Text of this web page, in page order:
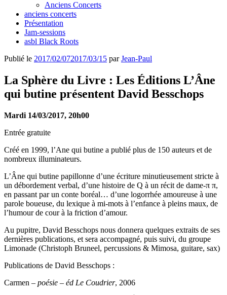
Anciens Concerts
anciens concerts
Présentation
Jam-sessions
asbl Black Roots
Publié le 2017/02/072017/03/15 parJean-Paul
La Sphère du Livre : Les Éditions L’Âne
qui butine présentent David Besschops
Mardi 14/03/2017, 20h00
Entrée gratuite
Créé en 1999, l’Ane qui butine a publié plus de 150 auteurs et de
nombreux illuminateurs.
L’Âne qui butine papillonne d’une écriture minutieusement stricte à
un débordement verbal, d’une histoire de Q à un récit de dame-π π,
en passant par un conte boréal… d’une logorrhée amoureuse à une
parole boueuse, du lexique à mi-mots à l’enfance à pleins maux, de
l’humour de cour à la friction d’amour.
Au pupitre, David Besschops nous donnera quelques extraits de ses
dernières publications, et sera accompagné, puis suivi, du groupe
Limonade (Christoph Bruneel, percussions & Mimosa, guitare, sax)
Publications de David Besschops :
Carmen – poésie – éd Le Coudrier, 2006